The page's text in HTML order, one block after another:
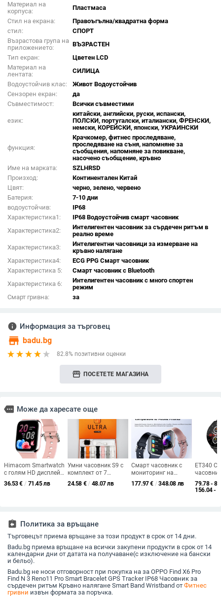
Материал на
корпуса:
Пластмаса
Стил на екрана:
Правоъгълна/квадратна форма
стил:
СПОРТ
Възрастова група на
приложението:
ВЪЗРАСТЕН
Тип екран:
Цветен LCD
Материал на
лентата:
СИЛИЦА
Водоустойчив клас:
Живот Водоустойчив
Сензорен екран:
да
Съвместимост:
Всички съвместими
език:
китайски, английски, руски, испански,
ПОЛСКИ, португалски, италиански, ФРЕНСКИ,
немски, КОРЕЙСКИ, японски, УКРАИНСКИ
функция:
Крачкомер, фитнес проследяване,
проследяване на съня, напомняне за
съобщения, напомняне за повикване,
насочено съобщение, кръвно
Име на марката:
SZLHRSD
Произход:
Континентален Китай
Цвят:
черно, зелено, червено
Батерия:
7-10 дни
водоустойчив:
IP68
Характеристика1:
IP68 Водоустойчив смарт часовник
Характеристика2:
Интелигентен часовник за сърдечен ритъм в
реално време
Характеристика3:
Интелигентни часовници за измерване на
кръвно налягане
Характеристика4:
ECG PPG Смарт часовник
Характеристика 5:
Смарт часовник с Bluetooth
Характеристика 6:
Интелигентен часовник с много спортен
режим
Смарт гривна:
за
info Информация за търговец
store badu.bg
82.8% позитивни оценки
storefront ПОСЕТЕТЕ МАГАЗИНА
more Може да харесате още
Himacom Smartwatch
с голям HD дисплей,
мониторинг на SpO2,
следене на съня и
под 7 дни;
силиконова каишка;
спортен дизайн)
36.53€ / 71.45 лв
Умни часовник S9 с
комплект от 7
каишки – 7-в-1
дизайн, измерване
безжично зареждане
24.58 € / 48.07 лв
Смарт часовник с
мониторинг на
сърдечния ритъм,
кръвното налягане,
177.97€ / 348.08 лв
ET340
79.78 -
156.04 -
assignment_return Политика за връщане
Търговецът приема връщане за този продукт в срок от 14 дни.
Badu.bg приема връщане на всички закупени продукти в срок от 14
календарни дни от датата на получаване(с изключение на бански
и бельо).
Badu.bg не носи отговорност при покупка на за OPPO Find X6 Pro
Find N 3 Reno11 Pro Smart Bracelet GPS Tracker IP68 Часовник за
сърдечен ритъм Кръвно налягане Smart Band Wristband от Фитнес
гривни извън формата за поръчка.